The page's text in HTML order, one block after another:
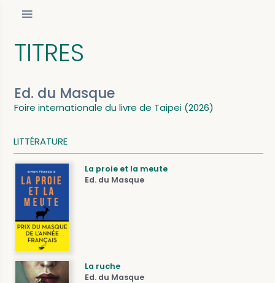
TITRES
Ed. du Masque
Foire internationale du livre de Taipei (2026)
LITTÉRATURE
La proie et la meute
Ed. du Masque
La ruche
Ed. du Masque